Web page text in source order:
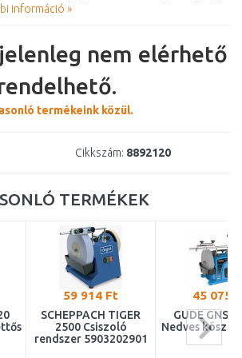
információ »
nem elérhető
termékeink közül.
Cikkszám: 8892120
TERMÉKEK
59 914 Ft
SCHEPPACH TIGER
2500 Csiszoló
rendszer 5903202901
45 075
GÜDE GNS
Nedves